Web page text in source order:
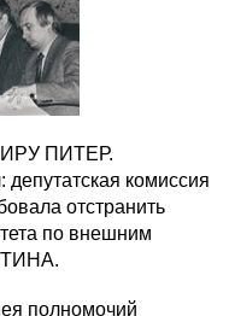
ПИТЕР.
комиссия
отстранить
по внешним
полномочий